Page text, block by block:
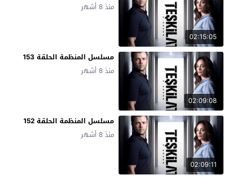
02:15:05
منذ 8 أشهر
02:09:08
مسلسل المنظمة الحلقة 153
منذ 8 أشهر
02:09:11
مسلسل المنظمة الحلقة 152
منذ 8 أشهر